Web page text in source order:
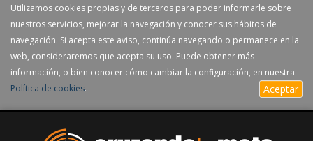
Utilizamos cookies propias y de terceros para poder informarle sobre
nuestros servicios, mejorar la navegación y conocer sus hábitos de
navegación. Si acepta este aviso, continúa navegando o permanece en la
web, consideraremos que acepta su uso. Puede obtener más
información, o bien conocer cómo cambiar la configuración, en nuestra
Política de cookies. Aceptar